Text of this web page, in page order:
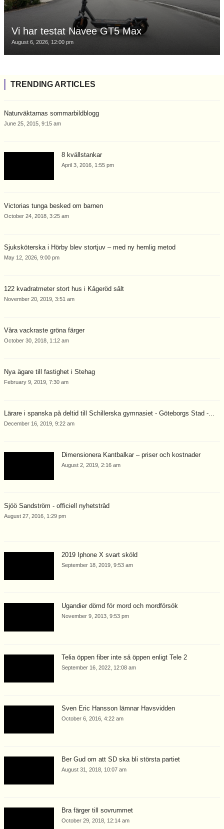
Vi har testat Navee GT5 Max
August 6, 2026, 12:00 pm
TRENDING ARTICLES
Naturväktarnas sommarbildblogg
June 25, 2015, 9:15 am
8 kvällstankar
April 3, 2016, 1:55 pm
Victorias tunga besked om barnen
October 24, 2018, 3:25 am
Sjuksköterska i Hörby blev stortjuv – med ny hemlig metod
May 12, 2026, 9:00 pm
122 kvadratmeter stort hus i Kågeröd sålt
November 20, 2019, 3:51 am
Våra vackraste gröna färger
October 30, 2018, 1:12 am
Nya ägare till fastighet i Stehag
February 9, 2019, 7:30 am
Lärare i spanska på deltid till Schillerska gymnasiet - Göteborgs Stad -...
December 16, 2019, 9:22 am
Dimensionera Kantbalkar – priser och kostnader
August 2, 2019, 2:16 am
Sjöö Sandström - officiell nyhetstråd
August 27, 2016, 1:29 pm
2019 Iphone X svart sköld
September 18, 2019, 9:53 am
Ugandier dömd för mord och mordförsök
November 9, 2013, 9:53 pm
Telia öppen fiber inte så öppen enligt Tele 2
September 16, 2022, 12:08 am
Sven Eric Hansson lämnar Havsvidden
October 6, 2016, 4:22 am
Ber Gud om att SD ska bli största partiet
August 31, 2018, 10:07 am
Bra färger till sovrummet
October 29, 2018, 12:14 am